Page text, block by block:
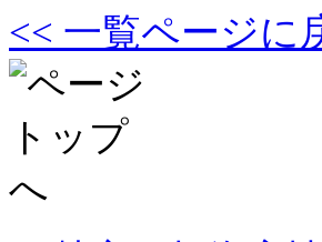
<< 一覧ページに